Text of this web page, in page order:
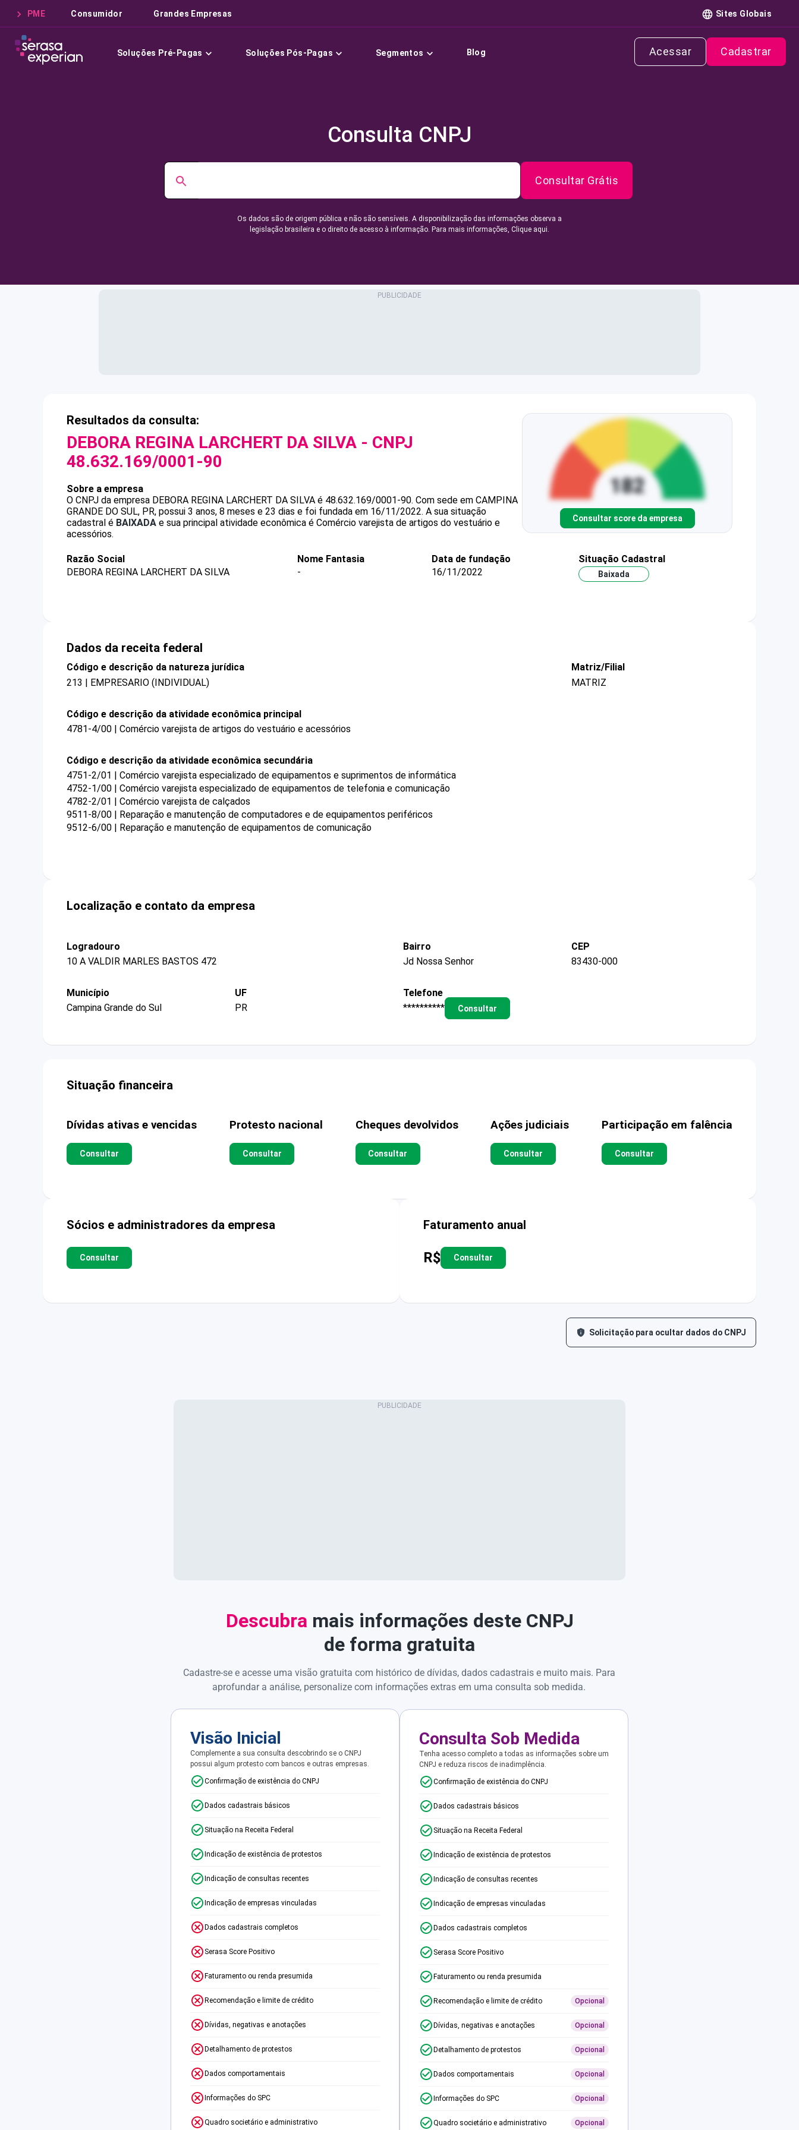
PME Consumidor Grandes Empresas Sites Globais
Soluções Pré-Pagas Soluções Pós-Pagas Segmentos Blog Acessar Cadastrar
Consulta CNPJ
Consultar Grátis
Os dados são de origem pública e não são sensíveis. A disponibilização das informações observa a
legislação brasileira e o direito de acesso à informação. Para mais informações, Clique aqui.
Resultados da consulta:
DEBORA REGINA LARCHERT DA SILVA - CNPJ
48.632.169/0001-90
Sobre a empresa
O CNPJ da empresa DEBORA REGINA LARCHERT DA SILVA é 48.632.169/0001-90. Com sede em CAMPINA
GRANDE DO SUL, PR, possui 3 anos, 8 meses e 23 dias e foi fundada em 16/11/2022. A sua situação
cadastral é BAIXADA e sua principal atividade econômica é Comércio varejista de artigos do vestuário e
acessórios.
Consultar score da empresa
Razão Social
DEBORA REGINA LARCHERT DA SILVA
Nome Fantasia
-
Data de fundação
16/11/2022
Situação Cadastral
Baixada
Dados da receita federal
Código e descrição da natureza jurídica
213 | EMPRESARIO (INDIVIDUAL)
Matriz/Filial
MATRIZ
Código e descrição da atividade econômica principal
4781-4/00 | Comércio varejista de artigos do vestuário e acessórios
Código e descrição da atividade econômica secundária
4751-2/01 | Comércio varejista especializado de equipamentos e suprimentos de informática
4752-1/00 | Comércio varejista especializado de equipamentos de telefonia e comunicação
4782-2/01 | Comércio varejista de calçados
9511-8/00 | Reparação e manutenção de computadores e de equipamentos periféricos
9512-6/00 | Reparação e manutenção de equipamentos de comunicação
Localização e contato da empresa
Logradouro
10 A VALDIR MARLES BASTOS 472
Bairro
Jd Nossa Senhor
CEP
83430-000
Município
Campina Grande do Sul
UF
PR
Telefone
**********
Consultar
Situação financeira
Dívidas ativas e vencidas
Consultar
Protesto nacional
Consultar
Cheques devolvidos
Consultar
Ações judiciais
Consultar
Participação em falência
Consultar
Sócios e administradores da empresa
Consultar
Faturamento anual
R$ Consultar
Solicitação para ocultar dados do CNPJ
Descubra mais informações deste CNPJ
de forma gratuita
Cadastre-se e acesse uma visão gratuita com histórico de dívidas, dados cadastrais e muito mais. Para
aprofundar a análise, personalize com informações extras em uma consulta sob medida.
Visão Inicial
Complemente a sua consulta descobrindo se o CNPJ
possui algum protesto com bancos e outras empresas.
Confirmação de existência do CNPJ
Dados cadastrais básicos
Situação na Receita Federal
Indicação de existência de protestos
Indicação de consultas recentes
Indicação de empresas vinculadas
Dados cadastrais completos
Serasa Score Positivo
Faturamento ou renda presumida
Recomendação e limite de crédito
Dívidas, negativas e anotações
Detalhamento de protestos
Dados comportamentais
Informações do SPC
Quadro societário e administrativo
Consulta Sob Medida
Tenha acesso completo a todas as informações sobre um
CNPJ e reduza riscos de inadimplência.
Confirmação de existência do CNPJ
Dados cadastrais básicos
Situação na Receita Federal
Indicação de existência de protestos
Indicação de consultas recentes
Indicação de empresas vinculadas
Dados cadastrais completos
Serasa Score Positivo
Faturamento ou renda presumida
Recomendação e limite de crédito Opcional
Dívidas, negativas e anotações Opcional
Detalhamento de protestos Opcional
Dados comportamentais Opcional
Informações do SPC Opcional
Quadro societário e administrativo Opcional